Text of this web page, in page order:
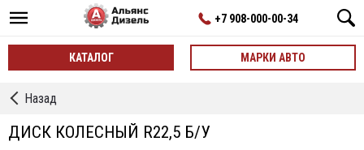
+7 908-000-00-34
КАТАЛОГ МАРКИ АВТО
←
Диски
Назад
ДИСК КОЛЕСНЫЙ R22,5 Б/У